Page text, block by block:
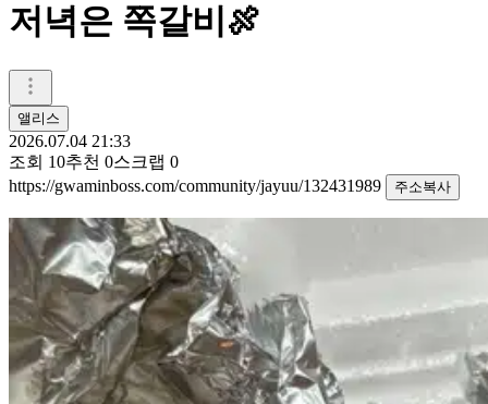
저녁은 쪽갈비🍖
앨리스
2026.07.04 21:33
조회 10추천 0스크랩 0
https://gwaminboss.com/community/jayuu/132431989
주소복사